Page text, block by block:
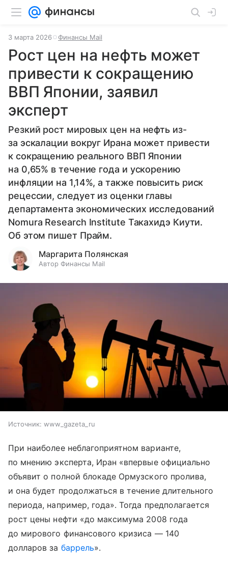
3 марта 2026 Финансы Mail
Рост цен на нефть может
привести к сокращению
ВВП Японии, заявил
эксперт
Резкий рост мировых цен на нефть из-
за эскалации вокруг Ирана может привести
к сокращению реального ВВП Японии
на 0,65% в течение года и ускорению
инфляции на 1,14%, а также повысить риск
рецессии, следует из оценки главы
департамента экономических исследований
Nomura Research Institute Такахидэ Киути.
Об этом пишет Прайм.
Маргарита Полянская
Автор Финансы Mail
Источник: www_gazeta_ru
При наиболее неблагоприятном варианте,
по мнению эксперта, Иран «впервые официально
объявит о полной блокаде Ормузского пролива,
и она будет продолжаться в течение длительного
периода, например, года». Тогда предполагается
рост цены нефти «до максимума 2008 года
до мирового финансового кризиса — 140
долларов за баррель».